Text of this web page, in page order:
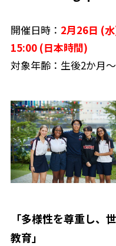
開催日時： 2月26日 (
15:00 (日本時間)
対象年齢：生後2か月
「多様性を尊重し、
教育」